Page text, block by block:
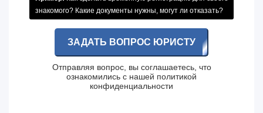
знакомого? Какие документы нужны, могут ли отказать?
ЗАДАТЬ ВОПРОС ЮРИСТУ
Отправляя вопрос, вы соглашаетесь, что
ознакомились с нашей политикой
конфиденциальности